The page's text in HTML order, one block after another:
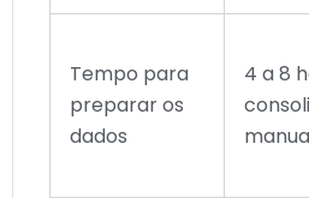
Tempo para
preparar os
dados
4 a 8